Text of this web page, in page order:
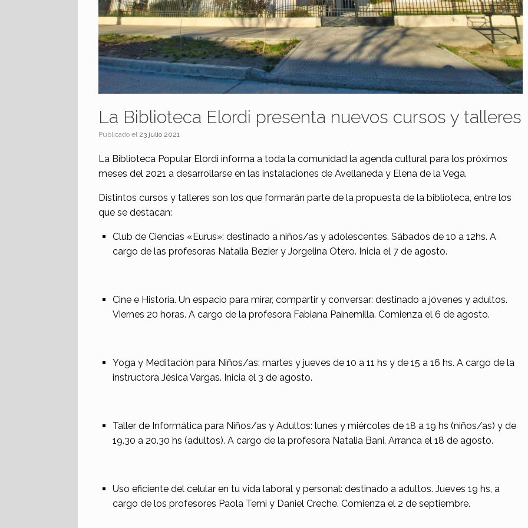
La Biblioteca Elordi presenta nuevos cursos y talleres
Publicado el 23 julio 2021
La Biblioteca Popular Elordi informa a toda la comunidad la agenda cultural para los próximos
meses del 2021 a desarrollarse en las instalaciones de Avellaneda y Elena de la Vega.
Distintos cursos y talleres son los que formarán parte de la propuesta de la biblioteca, entre los
que se destacan:
Club de Ciencias «Eurus»: destinado a niños/as y adolescentes. Sábados de 10 a 12hs. A
cargo de las profesoras Natalia Bezier y Jorgelina Otero. Inicia el 7 de agosto.
Cine e Historia. Un espacio para mirar, compartir y conversar: destinado a jóvenes y adultos.
Viernes 20 horas. A cargo de la profesora Fabiana Painemilla. Comienza el 6 de agosto.
Yoga y Meditación para Niños/as: martes y jueves de 10 a 11 hs y de 15 a 16 hs. A cargo de la
instructora Jésica Vargas. Inicia el 3 de agosto.
Taller de Informática para Niños/as y Adultos: lunes y miércoles de 18 a 19 hs (niños/as) y de
19.30 a 20.30 hs (adultos). A cargo de la profesora Natalia Bani. Arranca el 18 de agosto.
Uso eficiente del celular en tu vida laboral y personal: destinado a adultos. Jueves 19 hs, a
cargo de los profesores Paola Temi y Daniel Creche. Comienza el 2 de septiembre.